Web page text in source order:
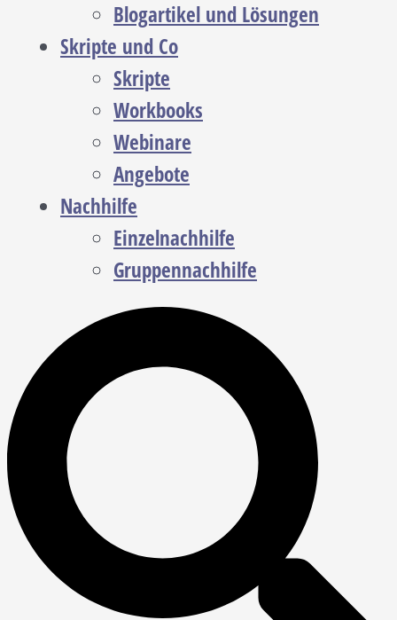
Blogartikel und Lösungen
Skripte und Co
Skripte
Workbooks
Webinare
Angebote
Nachhilfe
Einzelnachhilfe
Gruppennachhilfe